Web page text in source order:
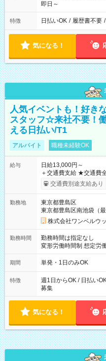
即日～
特徴 日払いOK / 履歴書不要 /
気になる！
人気イベントも！好き
スタッフ☆来社不要！
える日払い/T1
アルバイト 職種未経験OK
給与
日給13,000円～
＋交通費支給 ★交通費全額支給！ ┗案件により規定あり ★日払
いOK！（規定あり） ┗
ンビニATMから 日払い分を引
交通費別途支給あり
勤務地
東京都豊島区
東京都豊島区南池袋（
株式会社ワンベルウ
勤務時間
勤務時間は指定なし
変形労働時間制 想定労働時間160時
～21：00
期間 単発・1日のみOK
特徴
週1日からOK / 日払い
募集
気になる！